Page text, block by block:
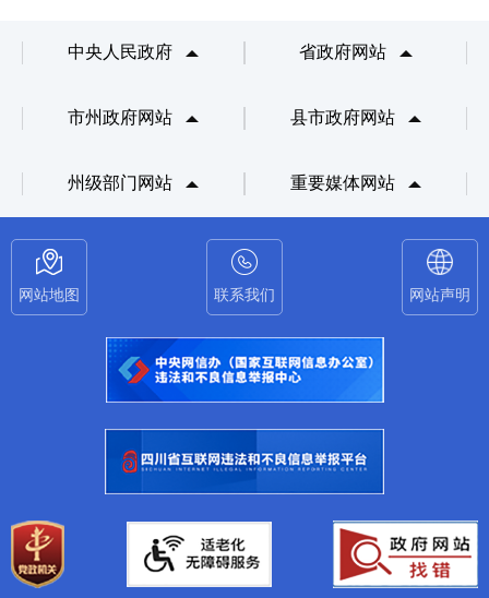
中央人民政府 省政府网站
市州政府网站 县市政府网站
州级部门网站 重要媒体网站
网站地图 联系我们 网站声明